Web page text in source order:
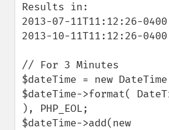
Results in:
2013-07-11T11:12:26-0400
2013-10-11T11:12:26-0400
// For 3 Minutes
$dateTime = new
$dateTime->format(
), PHP_EOL;
$dateTime->add(new